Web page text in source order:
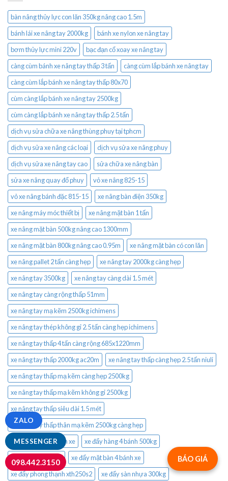
bàn nâng thủy lực con lăn 350kg nâng cao 1.5m
bánh lái xe nâng tay 2000kg
bánh xe nylon xe nâng tay
bơm thủy lực mini 220v
bạc đạn cổ xoay xe nâng tay
càng cùm bánh xe nâng tay thấp 3 tấn
càng cùm lắp bánh xe nâng tay
càng cùm lắp bánh xe nâng tay thấp 80x70
cùm càng lắp bánh xe nâng tay 2500kg
cùm càng lắp bánh xe nâng tay thấp 2.5 tấn
dịch vụ sửa chữa xe nâng thùng phuy tại tphcm
dịch vụ sửa xe nâng các loại
dịch vụ sửa xe nâng phuy
dịch vụ sửa xe nâng tay cao
sửa chữa xe nâng bàn
sửa xe nâng quay đổ phuy
vỏ xe nâng 825-15
vỏ xe nâng bánh đặc 815-15
xe nâng bàn điện 350kg
xe nâng máy móc thiết bị
xe nâng mặt bàn 1 tấn
xe nâng mặt bàn 500kg nâng cao 1300mm
xe nâng mặt bàn 800kg nâng cao 0.95m
xe nâng mặt bàn có con lăn
xe nâng pallet 2 tấn càng hẹp
xe nâng tay 2000kg càng hẹp
xe nâng tay 3500kg
xe nâng tay càng dài 1.5 mét
xe nâng tay càng rộng thấp 51mm
xe nâng tay mạ kẽm 2500kg ichimens
xe nâng tay thép không gỉ 2.5 tấn càng hẹp ichimens
xe nâng tay thấp 4 tấn càng rộng 685x1220mm
xe nâng tay thấp 2000kg ac20m
xe nâng tay thấp càng hẹp 2.5 tấn niuli
xe nâng tay thấp mạ kẽm càng hẹp 2500kg
xe nâng tay thấp mạ kẽm không gỉ 2500kg
xe nâng tay thấp siêu dài 1.5 mét
xe nâng tay thấp thân mạ kẽm 2500kg càng hẹp
xe đẩy 600kg 4 bánh xe
xe đẩy hàng 4 bánh 500kg
xe đẩy hàng x370c
xe đẩy mặt bàn 4 bánh xe
xe đẩy phong thạnh xth250s2
xe đẩy sàn nhựa 300kg
BÁO GIÁ
MESSENGER
ZALO
098.442.3150